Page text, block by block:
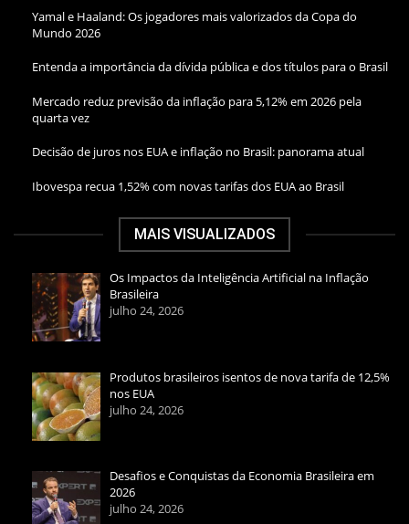
Yamal e Haaland: Os jogadores mais valorizados da Copa do
Mundo 2026
Entenda a importância da dívida pública e dos títulos para o Brasil
Mercado reduz previsão da inflação para 5,12% em 2026 pela
quarta vez
Decisão de juros nos EUA e inflação no Brasil: panorama atual
Ibovespa recua 1,52% com novas tarifas dos EUA ao Brasil
MAIS VISUALIZADOS
Os Impactos da Inteligência Artificial na Inflação
Brasileira
julho 24, 2026
Produtos brasileiros isentos de nova tarifa de 12,5%
nos EUA
julho 24, 2026
Desafios e Conquistas da Economia Brasileira em
2026
julho 24, 2026